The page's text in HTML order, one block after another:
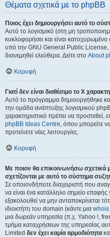
Θέματα σχετικά με το phpBB
Ποιος έχει δημιουργήσει αυτό το
Αυτό το λογισμικό (στη μη
κυκλοφορήσει και είναι
υπό την GNU General Public License,
διανεμηθεί ελεύθερα. Δείτε στο About
Κορυφή
Γιατί δεν είναι διαθέσιμο το Χ
Αυτό το πρόγραμμα δημιουργήθηκε
την ομάδα ανάπτυξης λογισμικού
χαρακτηριστικό πρέπει να προστεθεί,
phpBB Ideas Centre, όπου μπορείτε
προτείνετε νέες λειτουργίες.
Κορυφή
Με ποιον θα επικοινωνήσω σχετικά
σχετίζονται με αυτό το σύστημα
Σε οποιονδήποτε διαχειριστή που
να είναι ένα κατάλληλο σημείο επαφής
εξακολουθεί να μην ανταποκρίνεται
ιδιοκτήτη του domain (κάντε μια whois
μια δωρεάν υπηρεσία (π.χ. Yahoo !,
τμήμα καταχρήσεων της υπηρεσίας
Limited δεν έχει καμία αρμοδιότητα